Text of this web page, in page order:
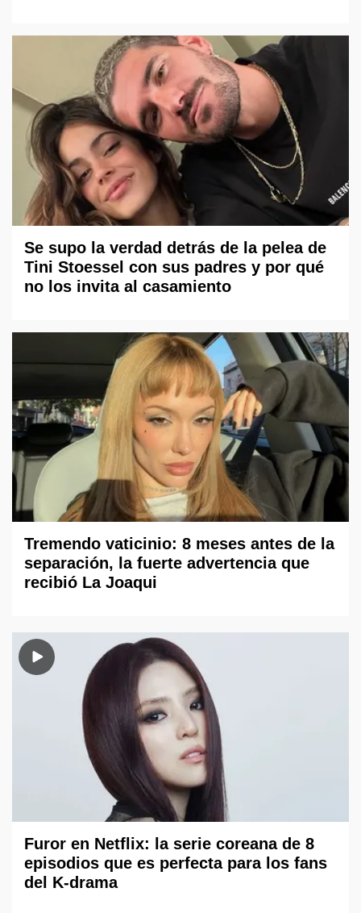
Se supo la verdad detrás de la pelea de
Tini Stoessel con sus padres y por qué
no los invita al casamiento
Tremendo vaticinio: 8 meses antes de la
separación, la fuerte advertencia que
recibió La Joaqui
Furor en Netflix: la serie coreana de 8
episodios que es perfecta para los fans
del K-drama